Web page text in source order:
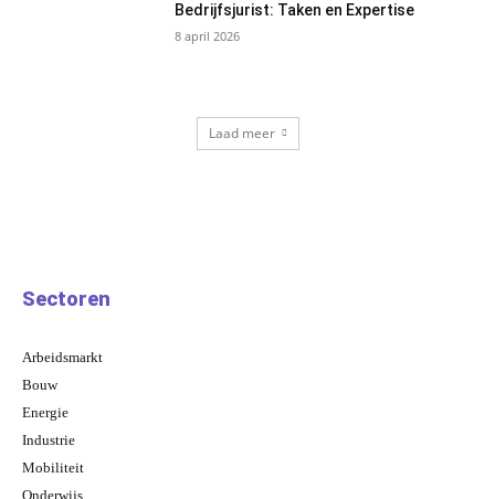
Bedrijfsjurist: Taken en Expertise
8 april 2026
Laad meer
Sectoren
Arbeidsmarkt
Bouw
Energie
Industrie
Mobiliteit
Onderwijs